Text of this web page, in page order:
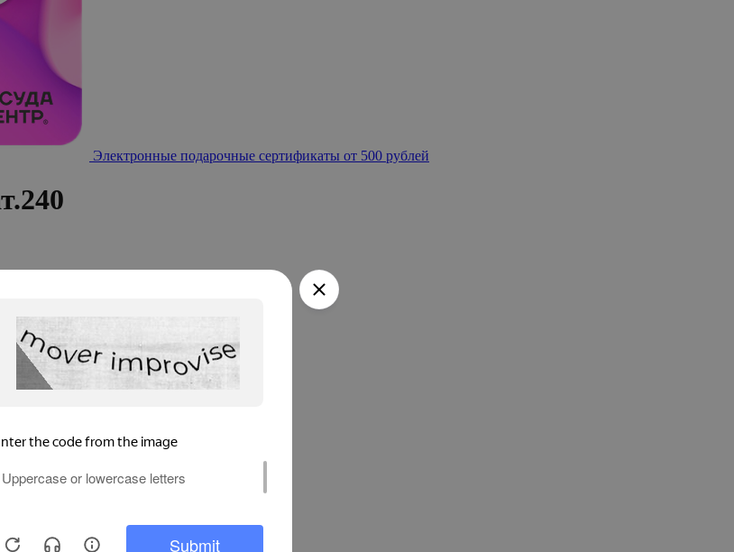
Электронные подарочные сертификаты от 500 рублей